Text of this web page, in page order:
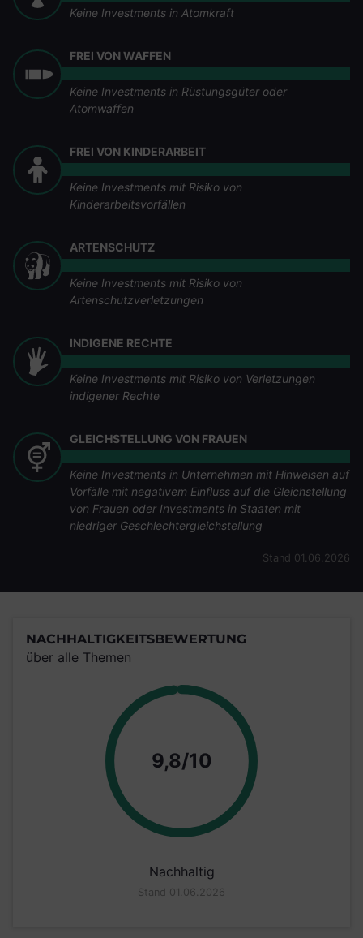
Keine Investments in Atomkraft
FREI VON WAFFEN
Keine Investments in Rüstungsgüter oder
Atomwaffen
FREI VON KINDERARBEIT
Keine Investments mit Risiko von
Kinderarbeitsvorfällen
ARTENSCHUTZ
Keine Investments mit Risiko von
Artenschutzverletzungen
INDIGENE RECHTE
Keine Investments mit Risiko von Verletzungen
indigener Rechte
GLEICHSTELLUNG VON FRAUEN
Keine Investments in Unternehmen mit Hinweisen auf
Vorfälle mit negativem Einfluss auf die Gleichstellung
von Frauen oder Investments in Staaten mit
niedriger Geschlechtergleichstellung
Stand 01.06.2026
NACHHALTIGKEITSBEWERTUNG
über alle Themen
9,8/10 Punkte
Nachhaltig
Stand 01.06.2026